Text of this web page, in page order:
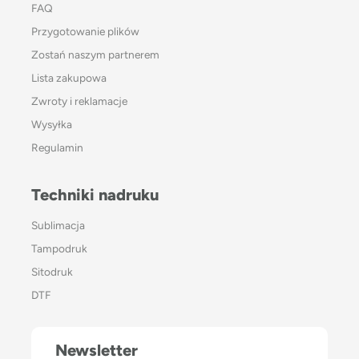
FAQ
Przygotowanie plików
Zostań naszym partnerem
Lista zakupowa
Zwroty i reklamacje
Wysyłka
Regulamin
Techniki nadruku
Sublimacja
Tampodruk
Sitodruk
DTF
Newsletter